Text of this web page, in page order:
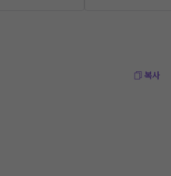
복사